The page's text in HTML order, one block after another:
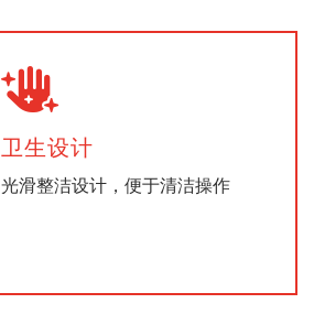
卫生设计
光滑整洁设计，便于清洁操作